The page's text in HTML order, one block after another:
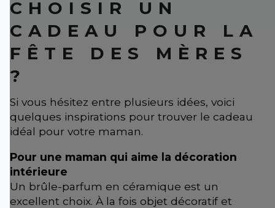
CHOISIR UN
CADEAU POUR LA
FÊTE DES MÈRES
?
Si vous hésitez entre plusieurs idées, voici
quelques inspirations pour trouver le cadeau
idéal pour votre maman.
Pour une maman qui aime la décoration
intérieure
Un brûle-parfum en céramique est un
excellent choix. À la fois objet décoratif et